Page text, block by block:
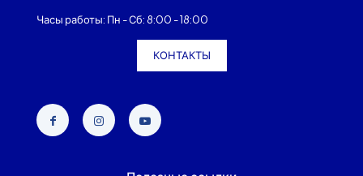
Часы работы: Пн - Сб: 8:00 - 18:00
КОНТАКТЫ